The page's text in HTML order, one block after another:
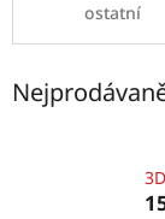
ostatní